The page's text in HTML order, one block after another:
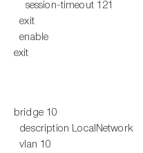
session-timeout 121
exit
enable
exit
bridge 10
description LocalNetwork
vlan 10